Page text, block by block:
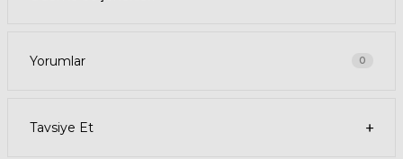
• Gözlük temizleme spreyi
kullanabilirsiniz. Güneş gözlüğünüzü, yüz şeklinize uygun bir
Yorumlar 0
Tavsiye Et